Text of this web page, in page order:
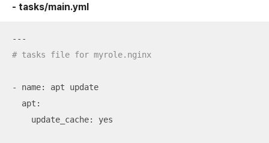
- tasks/main.yml
# tasks file for myrole.nginx
- name: apt update
  apt:
    update_cache: yes